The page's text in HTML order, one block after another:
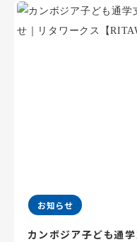
お知らせ
カンボジア子ども通